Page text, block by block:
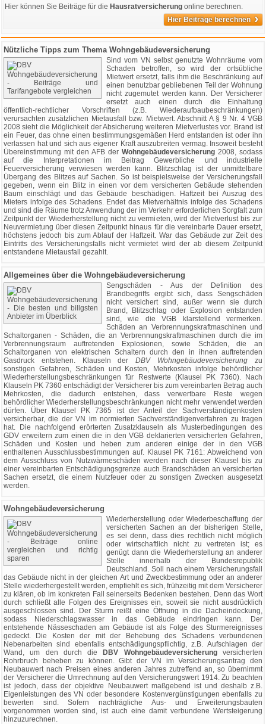
Hier können Sie Beiträge für die Hausratversicherung online berechnen.
Hier Beiträge berechnen ›
Nützliche Tipps zum Thema Wohngebäudeversicherung
Sind vom VN selbst genutzte Wohnräume vom
Schaden betroffen, so wird der ortsübliche
Mietwert ersetzt, falls ihm die Beschränkung auf
einen benutzbar gebliebenen Teil der Wohnung
nicht zugemutet werden kann. Der Versicherer
ersetzt auch einen durch die Einhaltung
öffentlich-rechtlicher Vorschriften (z.B. Wiederaufbaubeschränkungen)
verursachten zusätzlichen Mietausfall bzw. Mietwert. Abschnitt A § 9 Nr. 4 VGB
2008 sieht die Möglichkeit der Absicherung weiteren Mietverlustes vor. Brand ist
ein Feuer, das ohne einen bestimmungsgemäßen Herd entstanden ist oder ihn
verlassen hat und sich aus eigener Kraft auszubreiten vermag. Insoweit besteht
Übereinstimmung mit den AFB der Wohngebäudeversicherung 2008, sodass
auf die Interpretationen im Beitrag Gewerbliche und industrielle
Feuerversicherung verwiesen werden kann. Blitzschlag ist der unmittelbare
Übergang des Blitzes auf Sachen. So ist beispielsweise der Versicherungsfall
gegeben, wenn ein Blitz in einen vor dem versicherten Gebäude stehenden
Baum einschlägt und das Gebäude beschädigen. Haftzeit bei Auszug des
Mieters infolge des Schadens. Endet das Mietverhältnis infolge des Schadens
und sind die Räume trotz Anwendung der im Verkehr erforderlichen Sorgfalt zum
Zeitpunkt der Wiederherstellung nicht zu vermieten, wird der Mietverlust bis zur
Neuvermietung über diesen Zeitpunkt hinaus für die vereinbarte Dauer ersetzt,
höchstens jedoch bis zum Ablauf der Haftzeit. War das Gebäude zur Zeit des
Eintritts des Versicherungsfalls nicht vermietet wird der ab diesem Zeitpunkt
entstandene Mietausfall gezahlt.
Allgemeines über die Wohngebäudeversicherung
Sengschäden - Aus der Definition des
Brandbegriffs ergibt sich, dass Sengschäden
nicht versichert sind, außer wenn sie durch
Brand, Blitzschlag oder Explosion entstanden
sind, wie die VGB klarstellend vermerken.
Schäden an Verbrennungskraftmaschinen und
Schaltorganen - Schäden, die an Verbrennungskraftmaschinen durch die im
Verbrennungsraum auftretenden Explosionen, sowie Schäden, die an
Schaltorganen von elektrischen Schaltern durch den in ihnen auftretenden
Gasdruck entstehen. Klauseln derDBV Wohngebäudeversicherungzu
sonstigen Gefahren, Schäden und Kosten, Mehrkosten infolge behördlicher
Wiederherstellungsbeschränkungen für Restwerte (Klausel PK 7360). Nach
Klauseln PK 7360 entschädigt der Versicherer bis zum vereinbarten Betrag auch
Mehrkosten, die dadurch entstehen, dass verwertbare Reste wegen
behördlicher Wiederherstellungsbeschränkungen nicht mehr verwendet werden
dürfen. Über Klausel PK 7365 ist der Anteil der Sachverständigenkosten
versicherbar, die der VN im normierten Sachverständigenverfahren zu tragen
hat. Die nachfolgend erörterten Zusatzklauseln als Musterbedingungen des
GDV erweitern zum einen die in den VGB deklarierten versicherten Gefahren,
Schäden und Kosten und heben zum anderen einige der in den VGB
enthaltenen Ausschlussbestimmungen auf. Klausel PK 7161: Abweichend von
dem Ausschluss von Nutzwärmeschäden werden nach dieser Klausel bis zu
einer vereinbarten Entschädigungsgrenze auch Brandschäden an versicherten
Sachen ersetzt, die einem Nutzfeuer oder zu sonstigen Zwecken ausgesetzt
werden.
Wohngebäudeversicherung
Wiederherstellung oder Wiederbeschaffung der
versicherten Sachen an der bisherigen Stelle,
es sei denn, dass dies rechtlich nicht möglich
oder wirtschaftlich nicht zu vertreten ist; es
genügt dann die Wiederherstellung an anderer
Stelle innerhalb der Bundesrepublik
Deutschland. Soll nach einem Versicherungsfall
das Gebäude nicht in der gleichen Art und Zweckbestimmung oder an anderer
Stelle wiederhergestellt werden, empfiehlt es sich, frühzeitig mit dem Versicherer
zu klären, ob im konkreten Fall seinerseits Bedenken bestehen. Denn das Wort
durch schließt alle Folgen des Ereignisses ein, soweit sie nicht ausdrücklich
ausgeschlossen sind. Der Sturm reißt eine Öffnung in die Dacheindeckung,
sodass Niederschlagswasser in das Gebäude eindringen kann. Der
entstehende Nässeschaden am Gebäude ist als Folge des Sturmereignisses
gedeckt. Die Kosten der mit der Behebung des Schadens verbundenen
Nebenarbeiten sind ebenfalls entschädigungspflichtig, z.B. Aufschlagen der
Wand, um den durch die
DBV Wohngebäudeversicherungversicherten
Rohrbruch beheben zu können. Gibt der VN im Versicherungsantrag den
Neubauwert nach Preisen eines anderen Jahres zutreffend an, so übernimmt
der Versicherer die Umrechnung auf den Versicherungswert 1914. Zu beachten
ist jedoch, dass der objektive Neubauwert maßgebend ist und deshalb z.B.
Eigenleistungen des VN oder besondere Kostenvergünstigungen ebenfalls zu
bewerten sind. Sofern nachträgliche Aus- und Erweiterungsbauten
vorgenommen worden sind, ist auch eine damit verbundene Wertsteigerung
hinzuzurechnen.